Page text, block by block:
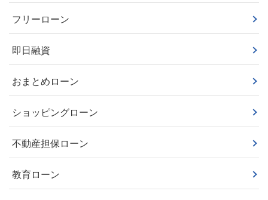
フリーローン
即日融資
おまとめローン
ショッピングローン
不動産担保ローン
教育ローン